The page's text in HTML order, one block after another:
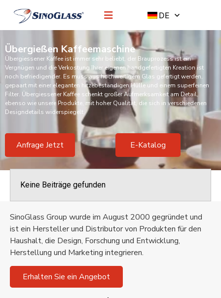
DE
Übergießen Kaffeemaschine
Übergiessener Kaffee ist immer sehr beliebt, der Brauprozess ist ein
Vergnügen und die Verkostung Ihrer eigenen handgefertigten Kreation ist
noch befriedigender. Es muss aus hochwertigem Glas gefertigt werden,
gepaart mit einer eleganten hitzebeständigen Hülle und einem superfeinen
Filter. Übergiessener Kaffee schenkt großer Aufmerksamkeit am Detail,
ebenso wie unsere Produkte, mit hoher Qualität, die sich in verschiedenen
Designdetails widerspiegelt.
Anfrage Jetzt E-Katalog
Keine Beiträge gefunden
SinoGlass Group wurde im August 2000 gegründet und
ist ein Hersteller und Distributor von Produkten für den
Haushalt, die Design, Forschung und Entwicklung,
Herstellung und Marketing integrieren.
Erhalten Sie ein Angebot